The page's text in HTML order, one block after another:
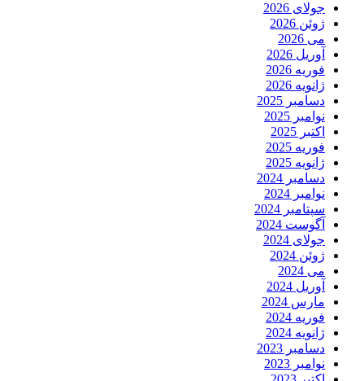
جولای 2026
ژوئن 2026
می 2026
آوریل 2026
فوریه 2026
ژانویه 2026
دسامبر 2025
نوامبر 2025
اکتبر 2025
فوریه 2025
ژانویه 2025
دسامبر 2024
نوامبر 2024
سپتامبر 2024
آگوست 2024
جولای 2024
ژوئن 2024
می 2024
آوریل 2024
مارس 2024
فوریه 2024
ژانویه 2024
دسامبر 2023
نوامبر 2023